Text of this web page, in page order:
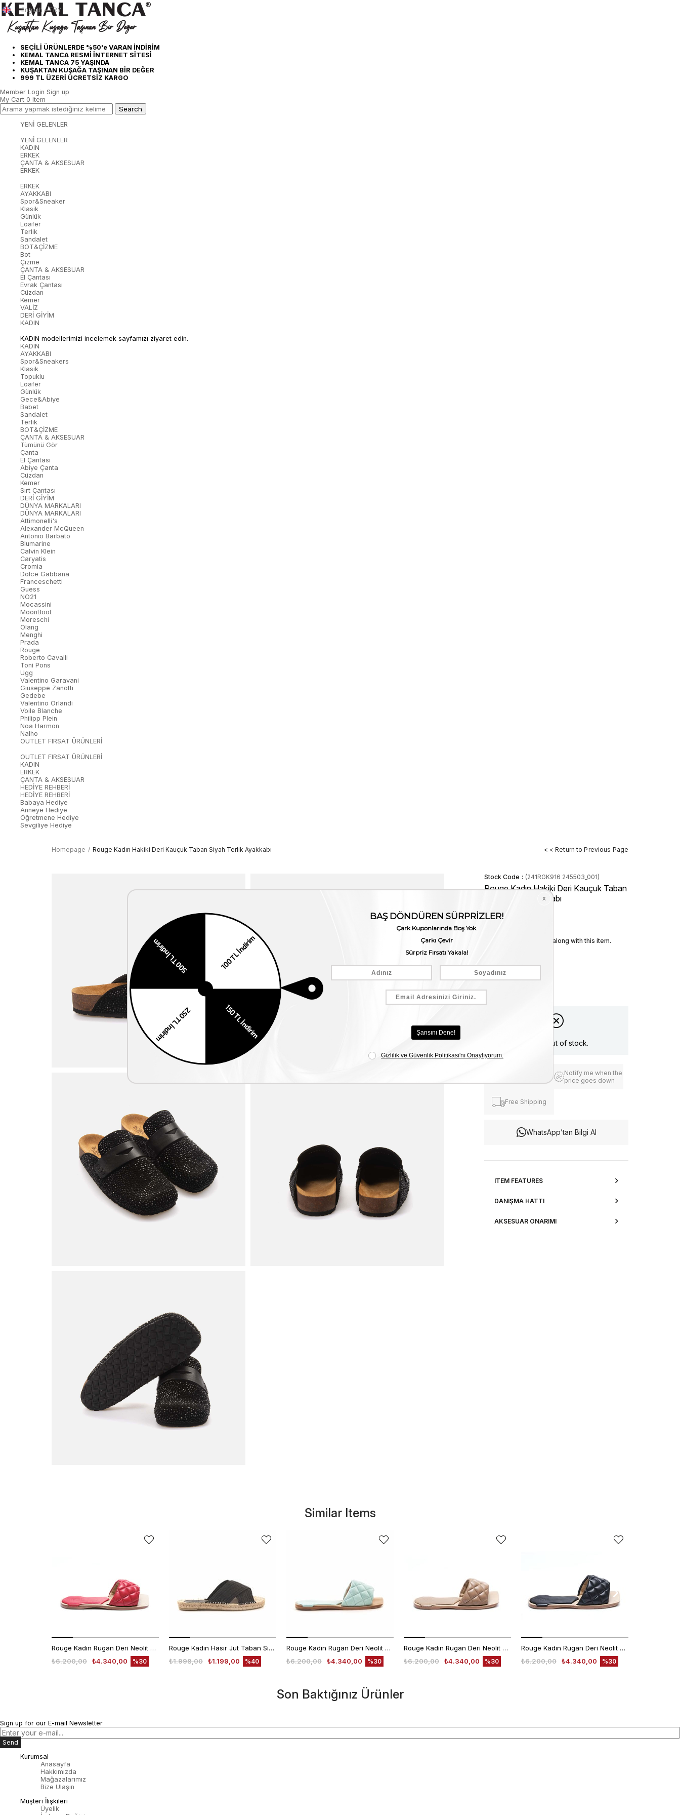
SEÇİLİ ÜRÜNLERDE %50'e VARAN İNDİRİM
KEMAL TANCA RESMİ İNTERNET SİTESİ
KEMAL TANCA 75 YAŞINDA
KUŞAKTAN KUŞAĞA TAŞINAN BİR DEĞER
999 TL ÜZERİ ÜCRETSİZ KARGO
English - TRY
Member Login Sign up
My Cart 0 Item
YENİ GELENLER
YENİ GELENLER
KADIN
ERKEK
ÇANTA & AKSESUAR
ERKEK
ERKEK
AYAKKABI
Spor&Sneaker
Klasik
Günlük
Loafer
Terlik
Sandalet
BOT&ÇİZME
Bot
Çizme
ÇANTA & AKSESUAR
El Çantası
Evrak Çantası
Cüzdan
Kemer
VALİZ
DERİ GİYİM
KADIN
KADIN modellerimizi incelemek sayfamızı ziyaret edin.
KADIN
AYAKKABI
Spor&Sneakers
Klasik
Topuklu
Loafer
Günlük
Gece&Abiye
Babet
Sandalet
Terlik
BOT&ÇİZME
ÇANTA & AKSESUAR
Tümünü Gör
Çanta
El Çantası
Abiye Çanta
Cüzdan
Kemer
Sırt Çantası
DERİ GİYİM
DÜNYA MARKALARI
DÜNYA MARKALARI
Attimonelli's
Alexander McQueen
Antonio Barbato
Blumarine
Calvin Klein
Caryatis
Cromia
Dolce Gabbana
Franceschetti
Guess
NO21
Mocassini
MoonBoot
Moreschi
Olang
Menghi
Prada
Rouge
Roberto Cavalli
Toni Pons
Ugg
Valentino Garavani
Giuseppe Zanotti
Gedebe
Valentino Orlandi
Voile Blanche
Philipp Plein
Noa Harmon
Nalho
OUTLET FIRSAT ÜRÜNLERİ
OUTLET FIRSAT ÜRÜNLERİ
KADIN
ERKEK
ÇANTA & AKSESUAR
HEDİYE REHBERİ
HEDİYE REHBERİ
Babaya Hediye
Anneye Hediye
Öğretmene Hediye
Sevgiliye Hediye
Homepage Rouge Kadın Hakiki Deri Kauçuk Taban Siyah Terlik Ayakkabı < < Return to Previous Page
Stock Code (241RGK916 245503_001)
Rouge Kadın Hakiki Deri Kauçuk Taban
Siyah Terlik Ayakkabı
Stock Amount
We recommend these along with this item.
Item is out of stock.
Notify me when the
price goes down
Free Shipping
WhatsApp’tan Bilgi Al
ITEM FEATURES
DANIŞMA HATTI
AKSESUAR ONARIMI
Similar Items
Rouge Kadın Rugan Deri Neolit Taban Kırmızı Terlik Terlik
₺4.340,00
₺6.200,00 %30
Rouge Kadın Hasır Jut Taban Siyah Terlik Ayakkabı
₺1.199,00
₺1.998,00 %40
Rouge Kadın Rugan Deri Neolit Taban Açık Mavi Terlik Terlik
₺4.340,00
₺6.200,00 %30
Rouge Kadın Rugan Deri Neolit Taban Bej Parlak Terlik Terlik
₺4.340,00
₺6.200,00 %30
Rouge Kadın Rugan Deri Neolit Taban Siyah Terlik Terlik
₺4.340,00
₺6.200,00 %30
Son Baktığınız Ürünler
Sign up for our E-mail Newsletter
Send
Kurumsal
Anasayfa
Hakkımızda
Mağazalarımız
Bize Ulaşın
Müşteri İlişkileri
Üyelik